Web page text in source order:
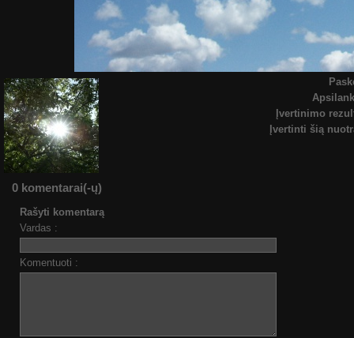
Įvertinimo
Įvertinti šią
0 komentarai(-ų)
Rašyti komentarą
Vardas :
Komentuoti :